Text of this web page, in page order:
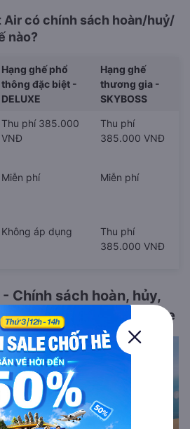
Air có chính sách hoàn/huỷ/
nào?
Hạng ghế phổ
thông đặc biệt -
DELUXE
Hạng ghế
thương gia -
SKYBOSS
Thu phí 385.000
VNĐ
Thu phí
385.000 VNĐ
Miễn phí Miễn phí
Không áp dụng
Thu phí
385.000 VNĐ
Chính sách hoàn, hủy,
hành lý, check-in online